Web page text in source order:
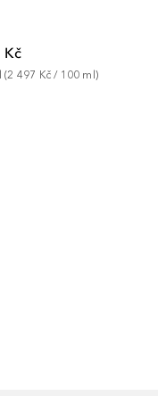
Kč
(2 497 Kč / 100 ml )